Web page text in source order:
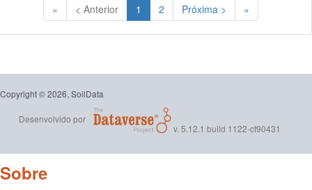
« < Anterior 1 (Atual)
2 Próxima > »
Copyright © 2026, SoilData
Desenvolvido por
v. 5.12.1 build 1122-cf90431
Sobre